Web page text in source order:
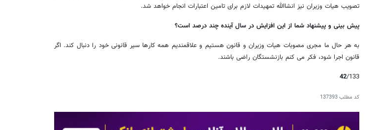
تصویب هیات وزیران نیز انشاالله تمهیدات لازم برای تامین اعتبارات انجام خواهد شد.
پیش بینی و پیشنهاد شما از این افزایش در سال آینده چند درصد است؟
به هر حال ما مجری مصوبات هیات وزیران و قانون هستیم و علاقمندیم همه کارها سیر قانونی خود را دنبال کند. اگر
قانون اجرا شود، فکر می کنم بازنشستگان راضی باشند.
42/133
کد مطلب137393